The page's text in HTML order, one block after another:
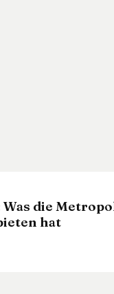
die
hat